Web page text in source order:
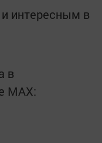
интересным в
в
MАХ: